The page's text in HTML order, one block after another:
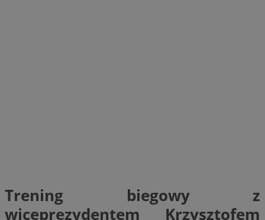
Trening biegowy z
wiceprezydentem Krzysztofem